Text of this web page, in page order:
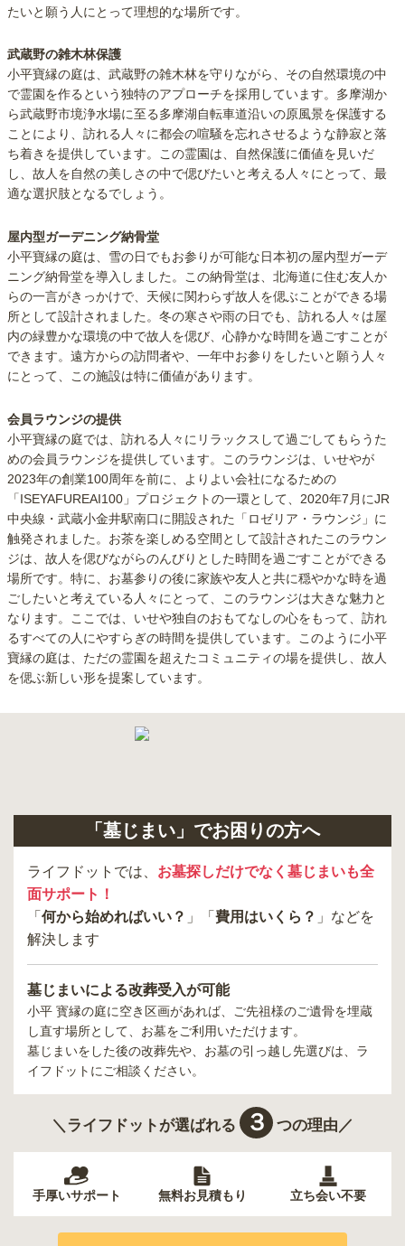
日当たり、ゆとりのある参道と墓所間隔が魅力です。また、永代供
お墓を継ぐ人がいなくなっても、費用をかけずに「小平 寶縁の庭」
にて墓じまいから永代供養墓への合祀まで対応致します。
小平 寶縁の庭では、ご成約者様向けにどのような
サービスを提供されていますか？
ご利用者様に向けて提供しているサービスは、以下の表でまとめま
また永代供養プランの提供や、合同供養の開催も行っております。
お墓掃除代行 合同供養の開催
お墓参り代行 - 墓じまいのサポート 〇
仏事の相談・手配 〇
生花の販売 - 卒塔婆供養 〇
線香の販売 戒名の授与
無料ドリンクの提供 〇 ペット供養
車椅子の無料貸し出し - 水子供養 〇
お墓参りの送迎 - 僧侶の紹介 〇
小平 寶縁の庭のおすすめ区画はどこでしょうか？
プレートタイプの永代供養墓所「星」です。
そのため、お子様や若い世代へ負担をかけたくない方へオススメで
けます。
お参りに来る方は、どのような方々が多いでしょ
故人や親の寿陵のため、自分たちの寿陵のため、など幅広い方に検
討頂いています。お子様がいても迷惑かけたくないとのことから、
自分たち夫婦用として申し込む方も多いです。「お墓は欲しいが大
きなものはいらない」かといって樹木葬や小さすぎるお墓もさみし
い…といった方が検討されています。
小平 寶縁の庭へお墓の相談をする
ライフドット編集部のコメント
たいと願う人にとって理想的な場所です。
武蔵野の雑木林保護
小平寶縁の庭は、武蔵野の雑木林を守りながら、その自然環境の中
で霊園を作るという独特のアプローチを採用しています。多摩湖か
ら武蔵野市境浄水場に至る多摩湖自転車道沿いの原風景を保護する
ことにより、訪れる人々に都会の喧騒を忘れさせるような静寂と落
ち着きを提供しています。この霊園は、自然保護に価値を見いだ
し、故人を自然の美しさの中で偲びたいと考える人々にとって、最
適な選択肢となるでしょう。
屋内型ガーデニング納骨堂
小平寶縁の庭は、雪の日でもお参りが可能な日本初の屋内型ガーデ
ニング納骨堂を導入しました。この納骨堂は、北海道に住む友人か
らの一言がきっかけで、天候に関わらず故人を偲ぶことができる場
所として設計されました。冬の寒さや雨の日でも、訪れる人々は屋
内の緑豊かな環境の中で故人を偲び、心静かな時間を過ごすことが
できます。遠方からの訪問者や、一年中お参りをしたいと願う人々
にとって、この施設は特に価値があります。
会員ラウンジの提供
小平寶縁の庭では、訪れる人々にリラックスして過ごしてもらうた
めの会員ラウンジを提供しています。このラウンジは、いせやが
2023年の創業100周年を前に、よりよい会社になるための
「ISEYAFUREAI100」プロジェクトの一環として、2020年7月にJR
中央線・武蔵小金井駅南口に開設された「ロゼリア・ラウンジ」に
触発されました。お茶を楽しめる空間として設計されたこのラウン
ジは、故人を偲びながらのんびりとした時間を過ごすことができる
場所です。特に、お墓参りの後に家族や友人と共に穏やかな時を過
ごしたいと考えている人々にとって、このラウンジは大きな魅力と
なります。ここでは、いせや独自のおもてなしの心をもって、訪れ
るすべての人にやすらぎの時間を提供しています。このように小平
寶縁の庭は、ただの霊園を超えたコミュニティの場を提供し、故人
を偲ぶ新しい形を提案しています。
「墓じまい」でお困りの方へ
ライフドットでは、 お墓探しだけでなく墓じまいも全
面サポート！
「 何から始めればいい？ 」「 費用はいくら？ 」などを
解決します
墓じまいによる改葬受入が可能
小平 寳縁の庭に空き区画があれば、ご先祖様のご遺骨を埋蔵
し直す場所として、お墓をご利用いただけます。
墓じまいをした後の改葬先や、お墓の引っ越し先選びは、ラ
イフドットにご相談ください。
＼ライフドットが選ばれる ３ つの理由／
手厚いサポート 無料お見積もり 立ち会い不要